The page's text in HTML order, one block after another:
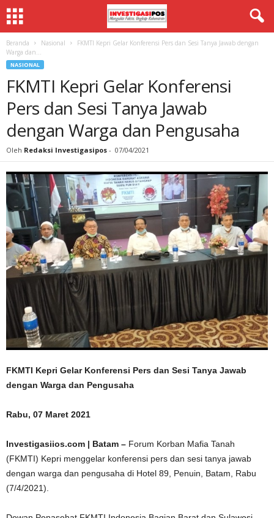
Beranda Nasional
FKMTI Kepri Gelar Konferensi Pers dan Sesi Tanya Jawab dengan
Warga dan...
NASIONAL
FKMTI Kepri Gelar Konferensi
Pers dan Sesi Tanya Jawab
dengan Warga dan Pengusaha
Oleh Redaksi Investigasipos - 07/04/2021
FKMTI Kepri Gelar Konferensi Pers dan Sesi Tanya Jawab
dengan Warga dan Pengusaha
Rabu, 07 Maret 2021
Investigasiios.com | Batam – Forum Korban Mafia Tanah
(FKMTI) Kepri menggelar konferensi pers dan sesi tanya jawab
dengan warga dan pengusaha di Hotel 89, Penuin, Batam, Rabu
(7/4/2021).